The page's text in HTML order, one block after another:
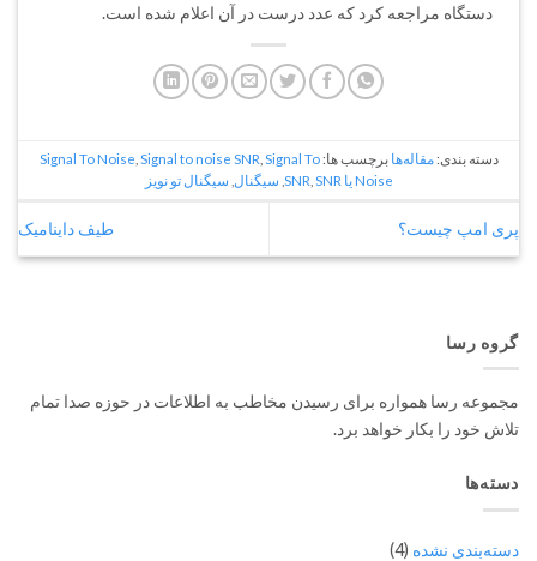
دستگاه مراجعه کرد که عدد درست در آن اعلام شده است.
دسته بندی:مقاله‌ها برچسب ها: Signal To Noise Signal to noise SNR Signal To
Noise یا SNR
SNR سیگنال سیگنال تو نویز
پری امپ چیست؟ طیف داینامیک
گروه رسا
مجموعه رسا همواره برای رسیدن مخاطب به اطلاعات در حوزه صدا تمام
تلاش خود را بکار خواهد برد.
دسته‌ها
دسته‌بندی نشده (4)